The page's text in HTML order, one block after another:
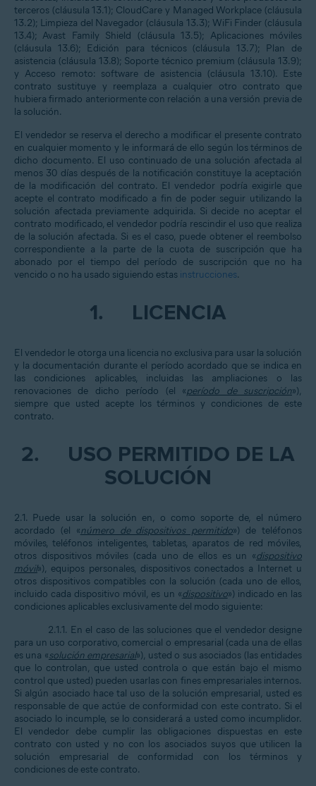
terceros (cláusula 13.1); CloudCare y Managed Workplace (cláusula
13.2); Limpieza del Navegador (cláusula 13.3); WiFi Finder (cláusula
13.4); Avast Family Shield (cláusula 13.5); Aplicaciones móviles
(cláusula 13.6); Edición para técnicos (cláusula 13.7); Plan de
asistencia (cláusula 13.8); Soporte técnico premium (cláusula 13.9);
y Acceso remoto: software de asistencia (cláusula 13.10). Este
contrato sustituye y reemplaza a cualquier otro contrato que
hubiera firmado anteriormente con relación a una versión previa de
la solución.
El vendedor se reserva el derecho a modificar el presente contrato
en cualquier momento y le informará de ello según los términos de
dicho documento. El uso continuado de una solución afectada al
menos 30 días después de la notificación constituye la aceptación
de la modificación del contrato. El vendedor podría exigirle que
acepte el contrato modificado a fin de poder seguir utilizando la
solución afectada previamente adquirida. Si decide no aceptar el
contrato modificado, el vendedor podría rescindir el uso que realiza
de la solución afectada. Si es el caso, puede obtener el reembolso
correspondiente a la parte de la cuota de suscripción que ha
abonado por el tiempo del período de suscripción que no ha
vencido o no ha usado siguiendo estas instrucciones.
1. LICENCIA
El vendedor le otorga una licencia no exclusiva para usar la solución
y la documentación durante el período acordado que se indica en
las condiciones aplicables, incluidas las ampliaciones o las
renovaciones de dicho período (el «período de suscripción»),
siempre que usted acepte los términos y condiciones de este
contrato.
2.
USO PERMITIDO DE LA
SOLUCIÓN
2.1. Puede usar la solución en, o como soporte de, el número
acordado (el «número de dispositivos permitido») de teléfonos
móviles, teléfonos inteligentes, tabletas, aparatos de red móviles,
otros dispositivos móviles (cada uno de ellos es un «dispositivo
móvil»), equipos personales, dispositivos conectados a Internet u
otros dispositivos compatibles con la solución (cada uno de ellos,
incluido cada dispositivo móvil, es un «dispositivo») indicado en las
condiciones aplicables exclusivamente del modo siguiente:
2.1.1. En el caso de las soluciones que el vendedor designe
para un uso corporativo, comercial o empresarial (cada una de ellas
es una «solución empresarial»), usted o sus asociados (las entidades
que lo controlan, que usted controla o que están bajo el mismo
control que usted) pueden usarlas con fines empresariales internos.
Si algún asociado hace tal uso de la solución empresarial, usted es
responsable de que actúe de conformidad con este contrato. Si el
asociado lo incumple, se lo considerará a usted como incumplidor.
El vendedor debe cumplir las obligaciones dispuestas en este
contrato con usted y no con los asociados suyos que utilicen la
solución empresarial de conformidad con los términos y
condiciones de este contrato.